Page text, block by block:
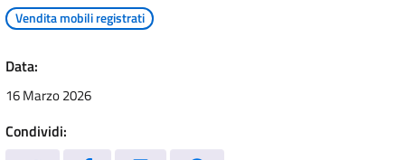
Vendita mobili registrati
Data:
16 Marzo 2026
Condividi: